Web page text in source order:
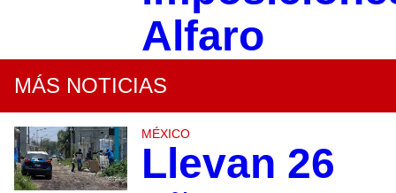
Alfaro
MÁS NOTICIAS
MÉXICO
Llevan 26